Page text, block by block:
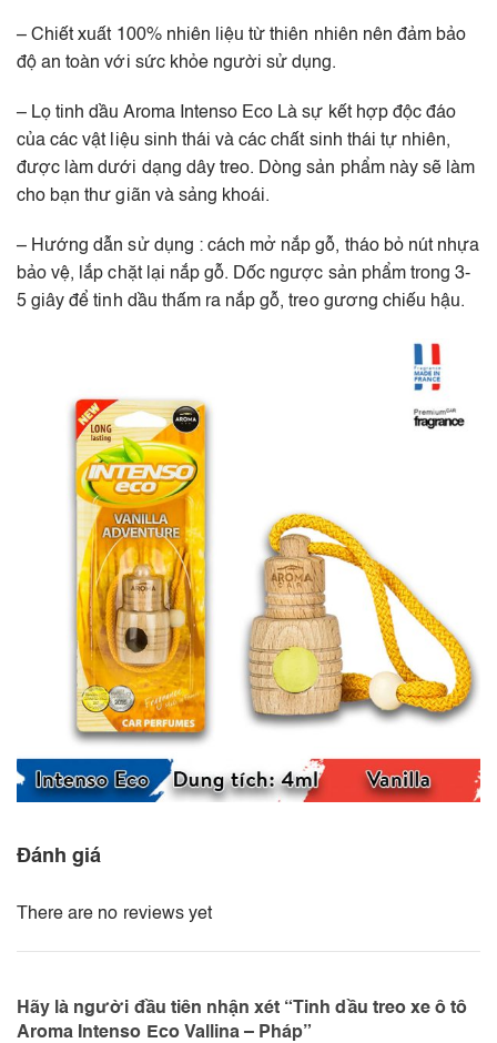
– Chiết xuất 100% nhiên liệu từ thiên nhiên nên đảm bảo
độ an toàn với sức khỏe người sử dụng.
– Lọ tinh dầu Aroma Intenso Eco Là sự kết hợp độc đáo
của các vật liệu sinh thái và các chất sinh thái tự nhiên,
được làm dưới dạng dây treo. Dòng sản phẩm này sẽ làm
cho bạn thư giãn và sảng khoái.
– Hướng dẫn sử dụng : cách mở nắp gỗ, tháo bỏ nút nhựa
bảo vệ, lắp chặt lại nắp gỗ. Dốc ngược sản phẩm trong 3-
5 giây để tinh dầu thấm ra nắp gỗ, treo gương chiếu hậu.
Đánh giá
There are no reviews yet
Hãy là người đầu tiên nhận xét “Tinh dầu treo xe ô tô
Aroma Intenso Eco Vallina – Pháp”